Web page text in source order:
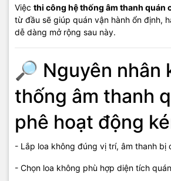
Việc thi công hệ thống âm thanh quán
từ đầu sẽ giúp quán vận hành ổn định,
dễ dàng mở rộng sau này.
🔎 Nguyên nhân
thống âm thanh
phê hoạt động
- Lắp loa không đúng vị trí, âm thanh bị
- Chọn loa không phù hợp diện tích
- Hướng dẫn vận hành đơn giản, dễ sử
🏢 Dịch vụ thi
âm thanh quán cà
Tính Hải Đăng
Vi Tính Hải Đăng chuyênthi công – lắp đặt
quán cà phê
tại Phú Quốc:
- Tư vấn đúng thiết bị, đúng nhu cầu sử
- Thi công gọn gàng, đúng kỹ thuật.